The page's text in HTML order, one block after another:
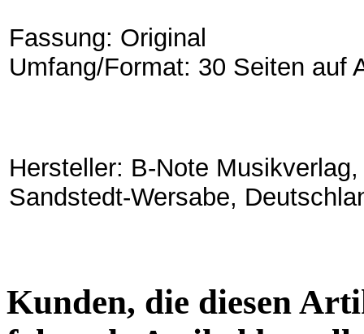
Fassung: Original
Umfang/Format: 30 Seiten auf
Hersteller: B-Note
Sandstedt-Wersabe,
Kunden, die diesen